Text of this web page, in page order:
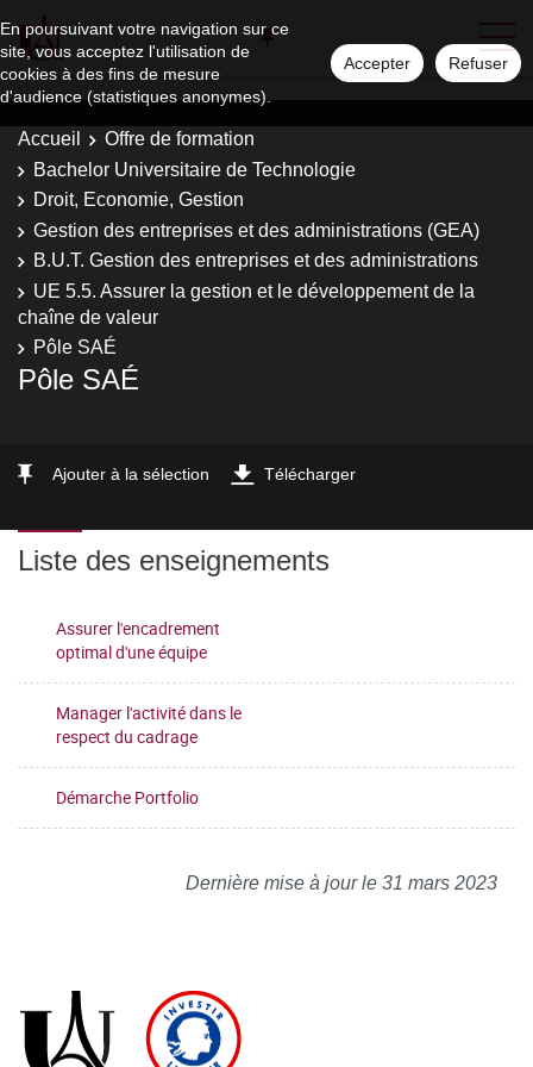
En poursuivant votre navigation sur ce
site, vous acceptez l'utilisation de
cookies à des fins de mesure
d'audience (statistiques anonymes).
Accepter Refuser
Accueil
Offre de formation
Bachelor Universitaire de Technologie
Droit, Economie, Gestion
Gestion des entreprises et des administrations (GEA)
B.U.T. Gestion des entreprises et des administrations
UE 5.5. Assurer la gestion et le développement de la
chaîne de valeur
Pôle SAÉ
Pôle SAÉ
Ajouter à la sélection Télécharger
Liste des enseignements
Assurer l'encadrement
optimal d'une équipe
Manager l'activité dans le
respect du cadrage
Démarche Portfolio
Dernière mise à jour le 31 mars 2023